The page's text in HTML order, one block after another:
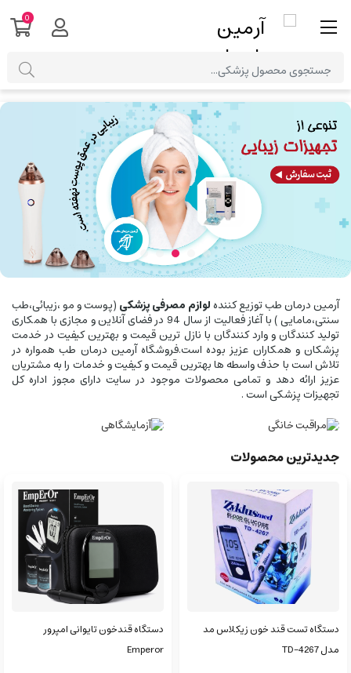
آرمین درمان طب توزیع کنندهلوازم مصرفی پزشکی (پوست و مو ،زیبائی،طب
سنتی،مامایی ) با آغاز فعالیت از سال 94 در فضای آنلاین و مجازی با همکاری
تولید کنندگان و وارد کنندگان با نازل ترین قیمت و بهترین کیفیت در خدمت
پزشکان و همکاران عزیز بوده است.فروشگاه آرمین درمان طب همواره در
تلاش است با حذف واسطه ها بهترین قیمت و کیفیت و خدمات را به مشتریان
عزیز ارائه دهد و تمامی محصولات موجود در سایت دارای مجوز اداره کل
تجهیزات پزشکی است .
جدیدترین محصولات
دستگاه تست قند خون زیکلاس مد
مدل TD-4267
دستگاه قندخون تایوانی امپرور
Emperor
0